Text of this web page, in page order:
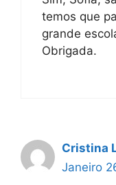
temos que
grande
Obrigada.
Cristina
Janeiro